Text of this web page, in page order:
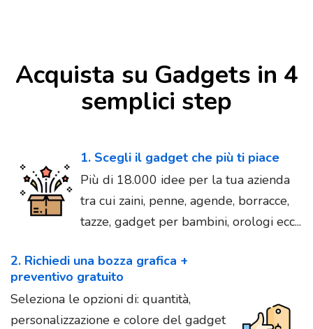
Acquista su Gadgets in 4
semplici step
1. Scegli il gadget che più ti piace
Più di 18.000 idee per la tua azienda
tra cui zaini, penne, agende, borracce,
tazze, gadget per bambini, orologi ecc...
2. Richiedi una bozza grafica +
preventivo gratuito
Seleziona le opzioni di: quantità,
personalizzazione e colore del gadget